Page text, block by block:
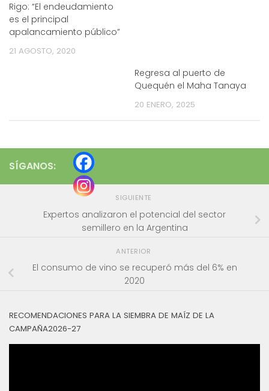
Rigo: “El endeudamiento
es el principal
apalancamiento público”
21 AGOSTO, 2020
Regresa al puerto de
Quequén el Maha Tanaya
20 ENERO, 2025
SÍGANOS:
SIGUIENTE
Expertos analizaron el potencial del sector
semillero en la Argentina
ANTERIOR
El consumo de vino se recuperó más del 6% en
2020
RECOMENDACIONES PARA LA SIEMBRA DE MAÍZ DE LA
CAMPAÑA2026-27